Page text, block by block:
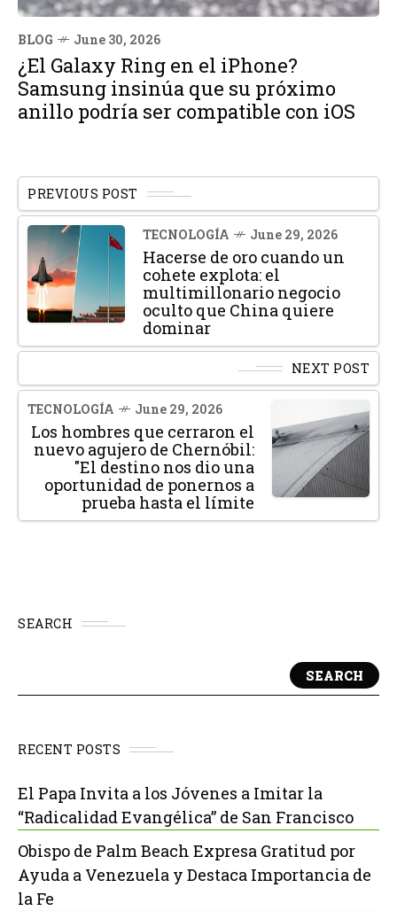
BLOG June 30, 2026
¿El Galaxy Ring en el iPhone?
Samsung insinúa que su próximo
anillo podría ser compatible con iOS
PREVIOUS POST
TECNOLOGÍA June 29, 2026
Hacerse de oro cuando un
cohete explota: el
multimillonario negocio
oculto que China quiere
dominar
NEXT POST
TECNOLOGÍA June 29, 2026
Los hombres que cerraron el
nuevo agujero de Chernóbil:
"El destino nos dio una
oportunidad de ponernos a
prueba hasta el límite
SEARCH
SEARCH
RECENT POSTS
El Papa Invita a los Jóvenes a Imitar la
“Radicalidad Evangélica” de San Francisco
Obispo de Palm Beach Expresa Gratitud por
Ayuda a Venezuela y Destaca Importancia de
la Fe